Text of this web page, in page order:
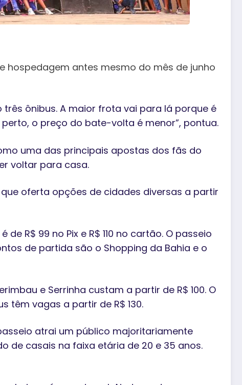
hospedagem antes mesmo do mês de junho
ônibus. A maior frota vai para lá porque é
o preço do bate-volta é menor”, pontua.
uma das principais apostas dos fãs do
voltar para casa.
oferta opções de cidades diversas a partir
R$ 99 no Pix e R$ 110 no cartão. O passeio
de partida são o Shopping da Bahia e o
e Serrinha custam a partir de R$ 100. O
têm vagas a partir de R$ 130.
atrai um público majoritariamente
de casais na faixa etária de 20 e 35 anos.